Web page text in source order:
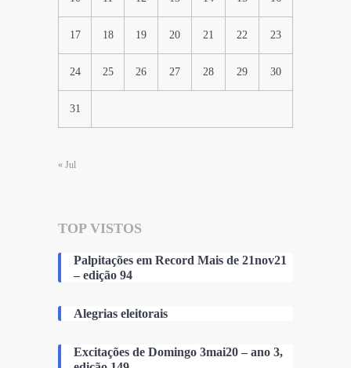
17 18 19 20 21 22 23
24 25 26 27 28 29 30
31
« Jul
TOP VISTOS
Palpitações em Record Mais de 21nov21
– edição 94
Alegrias eleitorais
Excitações de Domingo 3mai20 – ano 3,